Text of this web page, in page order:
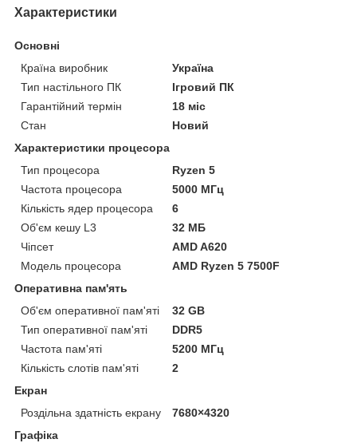
Характеристики
Основні
Країна виробник
Україна
Тип настільного ПК
Ігровий ПК
Гарантійний термін
18 міс
Стан
Новий
Характеристики процесора
Тип процесора
Ryzen 5
Частота процесора
5000 МГц
Кількість ядер процесора
6
Об'єм кешу L3
32 МБ
Чіпсет
AMD A620
Модель процесора
AMD Ryzen 5 7500F
Оперативна пам'ять
Об'єм оперативної пам'яті
32 GB
Тип оперативної пам'яті
DDR5
Частота пам'яті
5200 МГц
Кількість слотів пам'яті
2
Екран
Роздільна здатність екрану
7680×4320
Графіка